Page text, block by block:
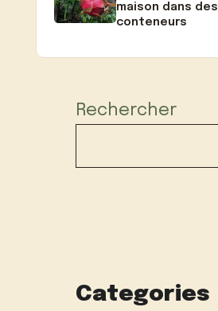
maison dans des
conteneurs
Rechercher
Categories